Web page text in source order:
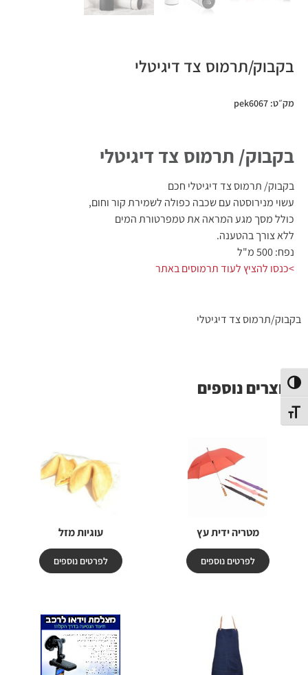
הפעל/כבה ניגודיות גבוהה
מתג גודל גופן
בקבוק/תרמוס צד דיגיטלי
מק״ט: pek6067
בקבוק/ תרמוס צד דיגיטלי
בקבוק/ תרמוס צד דיגיטלי חכם
עשוי מנירוסטה עם שכבה כפולה לשמירת קור וחום,
כולל מסך מגע המראה את טמפרטורת המים
ללא צורך בהטענה.
נפח: 500 מ"ל
>כנסו להציץ לעוד תרמוסים באתר
בקבוק/תרמוס צד דיגיטלי
מוצרים נוספים
מטריה ידית עץ
לפרטים נוספים
עוגיות מזל
לפרטים נוספים